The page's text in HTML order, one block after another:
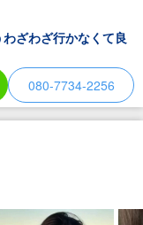
ざわざ行かなくて良
080-7734-2256